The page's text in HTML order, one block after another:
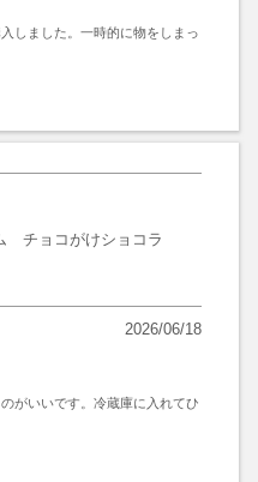
しました。一時的に物をしまっ
チョコがけショコラ
2026/06/18
がいいです。冷蔵庫に入れてひ